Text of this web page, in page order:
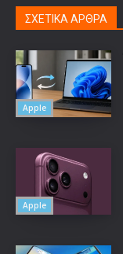
ΣΧΕΤΙΚΑ ΑΡΘΡΑ
Apple
Apple